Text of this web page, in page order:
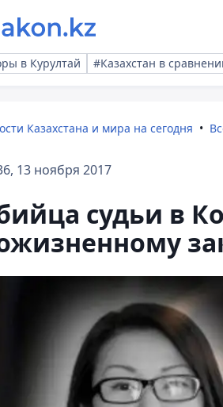
в Курултай #Казахстан в
Казахстана и мира на сегодня
13 ноября 2017
судьи в